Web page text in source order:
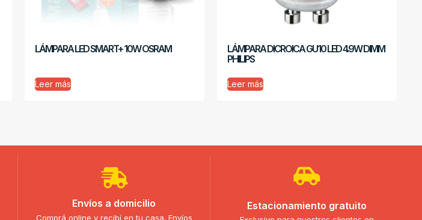
LÁMPARA LED SMART+ 10W OSRAM
Leer más
LÁMPARA DICROICA GU10 LED 4.9W DIMM
PHILIPS
Leer más
Envíos a domicilio
Comprá online y recibí en tu casa. Envíos
Estacionamiento gratuito